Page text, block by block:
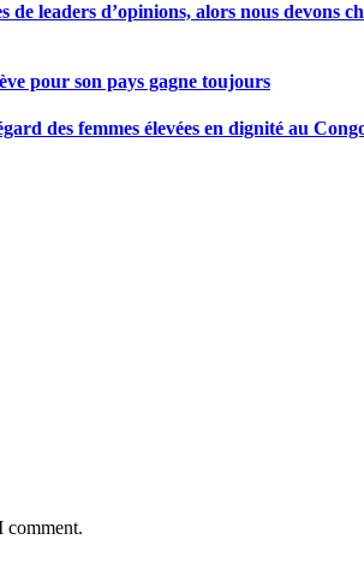
de leaders d’opinions, alors nous
pour son pays gagne toujours
des femmes élevées en dignité au
comment.